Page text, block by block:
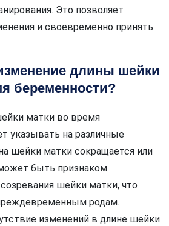
Это позволяет
и своевременно принять
длины шейки
беременности?
матки во время
указывать на различные
шейки матки сокращается или
быть признаком
шейки матки, что
родам.
изменений в длине шейки